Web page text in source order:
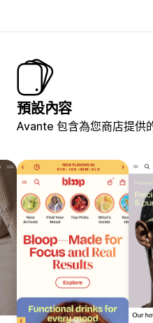
預設內容
Avante 包含為您商店提供